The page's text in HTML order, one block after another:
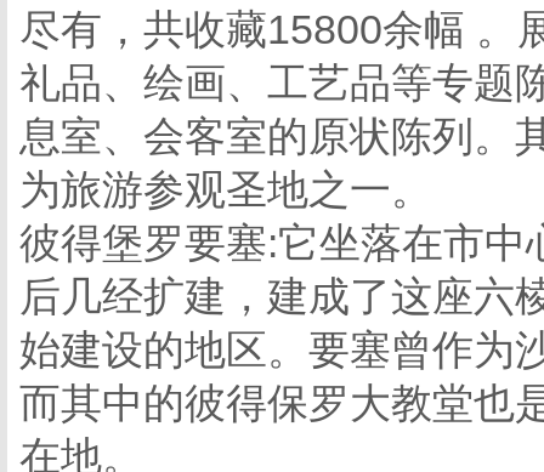
尽有，共收藏15800余幅 。
礼品、绘画、工艺品等专题
息室、会客室的原状陈列。
为旅游参观圣地之一。
彼得堡罗要塞:它坐落在市
后几经扩建，建成了这座六
始建设的地区。要塞曾作为
而其中的彼得保罗大教堂也
在地。